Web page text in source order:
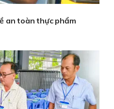
an toàn thực phẩm